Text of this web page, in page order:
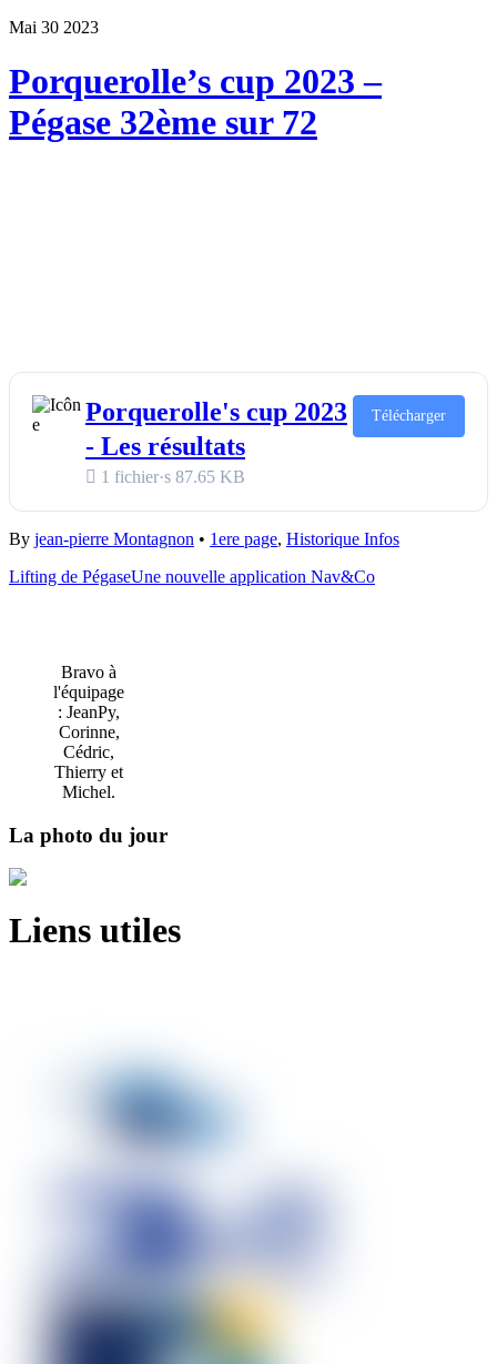
Mai 30 2023
Porquerolle’s cup 2023 –
Pégase 32ème sur 72
Porquerolle's cup 2023
- Les résultats
1 fichier·s 87.65 KB
Télécharger
By jean-pierre Montagnon • 1ere page, Historique Infos
Lifting de PégaseUne nouvelle application Nav&Co
Bravo à
l'équipage
: JeanPy,
Corinne,
Cédric,
Thierry et
Michel.
La photo du jour
Liens utiles